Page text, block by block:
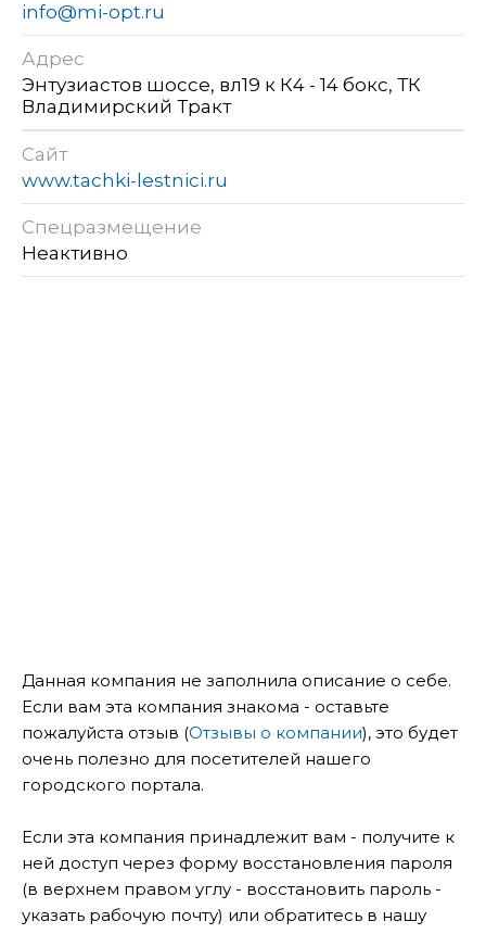
info@mi-opt.ru
Адрес
Энтузиастов шоссе, вл19 к К4 - 14 бокс, ТК
Владимирский Тракт
Сайт
www.tachki-lestnici.ru
Спецразмещение
Неактивно
Данная компания не заполнила описание о себе.
Если вам эта компания знакома - оставьте
пожалуйста отзыв (Отзывы о компании), это будет
очень полезно для посетителей нашего
городского портала.
Если эта компания принадлежит вам - получите к
ней доступ через форму восстановления пароля
(в верхнем правом углу - восстановить пароль -
указать рабочую почту) или обратитесь в нашу